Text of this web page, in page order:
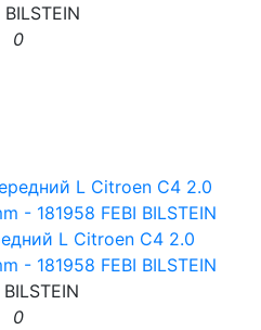
0
L Citroen C4 2.0
- 181958 FEBI BILSTEIN
0